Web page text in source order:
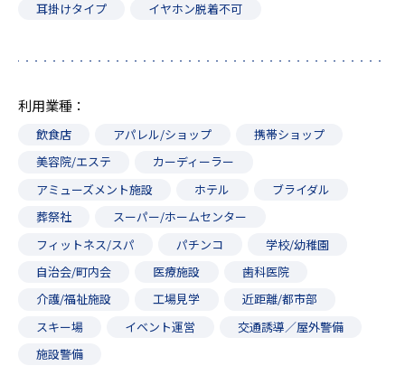
耳掛けタイプ イヤホン脱着不可
利用業種
飲食店 アパレル/ショップ
携帯ショップ
美容院/エステ
カーディーラー
アミューズメント施設
ホテル
ブライダル
葬祭社
スーパー/ホームセンター
フィットネス/スパ
パチンコ
学校/幼稚園
自治会/町内会
医療施設
歯科医院
介護/福祉施設
工場見学
近距離/都市部
スキー場
イベント運営
交通誘導／屋外警備
施設警備